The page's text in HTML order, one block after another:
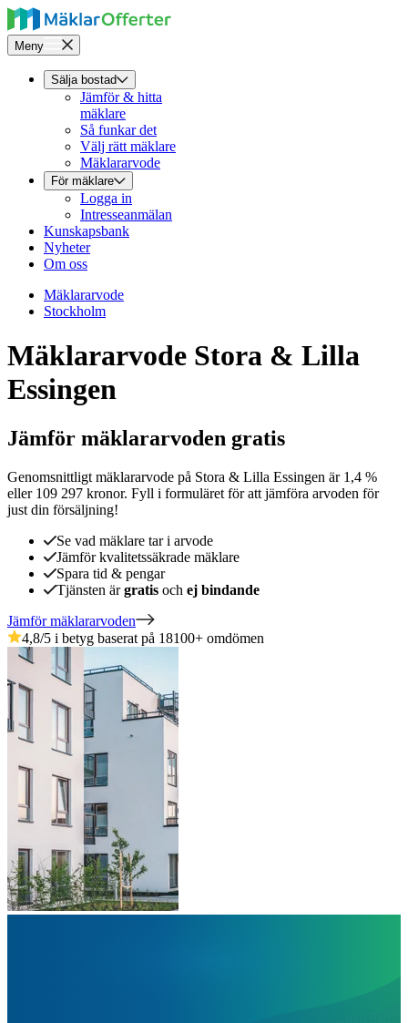
Meny
Sälja bostad
Jämför & hitta
mäklare
Så funkar det
Välj rätt mäklare
Mäklararvode
För mäklare
Logga in
Intresseanmälan
Kunskapsbank
Nyheter
Om oss
Mäklararvode
Stockholm
Mäklararvode Stora & Lilla
Essingen
Jämför mäklararvoden gratis
Genomsnittligt mäklararvode på Stora & Lilla Essingen är 1,4 %
eller 109 297 kronor. Fyll i formuläret för att jämföra arvoden för
just din försäljning!
Se vad mäklare tar i arvode
Jämför kvalitetssäkrade mäklare
Spara tid & pengar
Tjänsten ärgratis och ej bindande
Jämför mäklararvoden
4,8/5 i betyg baserat på 18100+ omdömen